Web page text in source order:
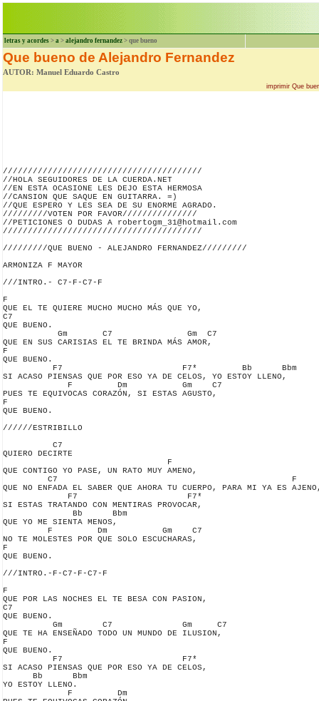
letras y acordes > a > alejandro fernandez > que bueno
Que bueno de Alejandro Fernandez
AUTOR: Manuel Eduardo Castro
imprimir Que
////////////////////////////////////////
//HOLA SEGUIDORES DE LA CUERDA.NET
//EN ESTA OCASIONE LES DEJO ESTA HERMOSA
//CANSION QUE SAQUE EN GUITARRA. =)
//QUE ESPERO Y LES SEA DE SU ENORME AGRADO.
/////////VOTEN POR FAVOR///////////////
//PETICIONES O DUDAS A robertogm_31@hotmail.com
////////////////////////////////////////
/////////QUE BUENO - ALEJANDRO FERNANDEZ/////////
ARMONIZA F MAYOR
///INTRO.- C7-F-C7-F
F
QUE EL TE QUIERE MUCHO MUCHO MÁS QUE YO,
C7
QUE BUENO.
           Gm       C7               Gm  C7
QUE EN SUS CARISIAS EL TE BRINDA MÁS AMOR,
F
QUE BUENO.
          F7                        F7*         Bb      Bbm
SI ACASO PIENSAS QUE POR ESO YA DE CELOS, YO ESTOY LLENO,
             F         Dm           Gm    C7
PUES TE EQUIVOCAS CORAZÓN, SI ESTAS AGUSTO,
F
QUE BUENO.
//////ESTRIBILLO
          C7
QUIERO DECIRTE
                                 F
QUE CONTIGO YO PASE, UN RATO MUY AMENO,
         C7                                               F
QUE NO ENFADA EL SABER QUE AHORA TU CUERPO, PARA MI YA ES
             F7                      F7*
SI ESTAS TRATANDO CON MENTIRAS PROVOCAR,
              Bb      Bbm
QUE YO ME SIENTA MENOS,
         F         Dm           Gm    C7
NO TE MOLESTES POR QUE SOLO ESCUCHARAS,
F
QUE BUENO.
///INTRO.-F-C7-F-C7-F
F
QUE POR LAS NOCHES EL TE BESA CON PASION,
C7
QUE BUENO.
          Gm        C7              Gm     C7
QUE TE HA ENSEÑADO TODO UN MUNDO DE ILUSION,
F
QUE BUENO.
          F7                        F7*
SI ACASO PIENSAS QUE POR ESO YA DE CELOS,
      Bb      Bbm
YO ESTOY LLENO.
             F         Dm